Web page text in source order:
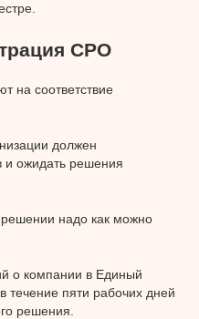
СРО
на соответствие
должен
и ожидать решения
надо как можно
о компании в Единый
течение пяти рабочих дней
решения.